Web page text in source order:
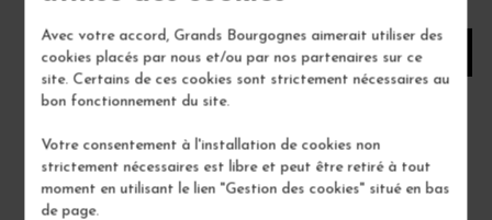
Avec votre accord, Grands Bourgognes aimerait utiliser des
cookies placés par nous et/ou par nos partenaires sur ce
site. Certains de ces cookies sont strictement nécessaires au
bon fonctionnement du site.
Votre consentement à l'installation de cookies non
strictement nécessaires est libre et peut être retiré à tout
moment en utilisant le lien "Gestion des cookies" situé en bas
de page.
1
AJOUTER AU PANIER